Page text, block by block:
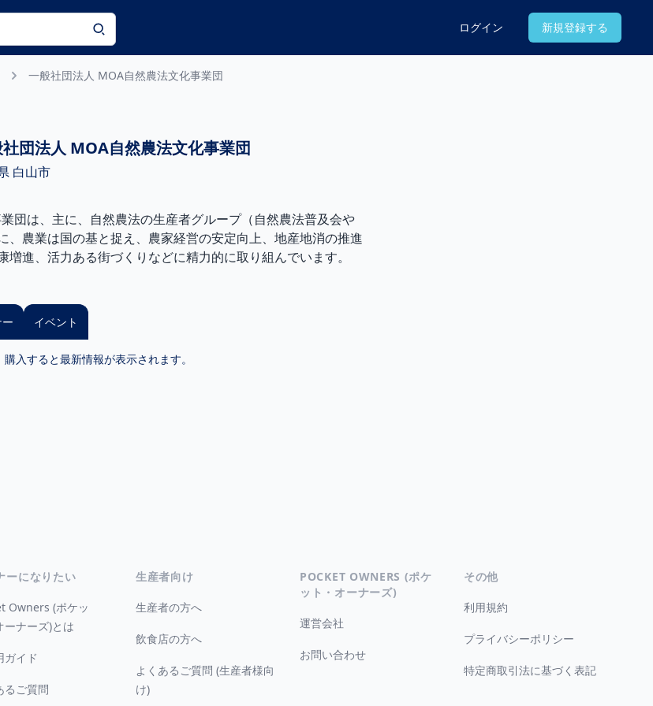
Search
ログイン 新規登録する
一般社団法人 MOA自然農法文化事業団
団法人 MOA自然農法文化事業団
白山市
団は、主に、自然農法の生産者グループ（自然農法普及会や
、農業は国の基と捉え、農家経営の安定向上、地産地消の推進
増進、活力ある街づくりなどに精力的に取り組んでいます。
イベント
入すると最新情報が表示されます。
ーになりたい
Owners (ポケッ
ーナーズ)とは
ガイド
るご質問
生産者向け
生産者の方へ
飲食店の方へ
よくあるご質問 (生産者様向
け)
POCKET OWNERS (ポケ
ット・オーナーズ)
運営会社
お問い合わせ
その他
利用規約
プライバシーポリシー
特定商取引法に基づく表記